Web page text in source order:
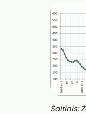
Šaltinis: